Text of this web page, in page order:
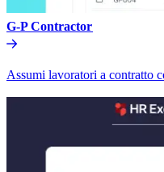
G-P Contractor​​
Assumi lavoratori a contratto